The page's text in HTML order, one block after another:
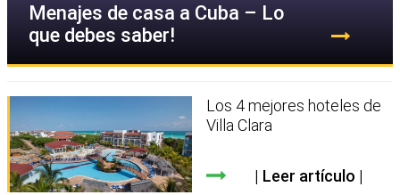
Menajes de casa a Cuba – Lo
que debes saber!
Los 4 mejores hoteles de
Villa Clara
Leer artículo